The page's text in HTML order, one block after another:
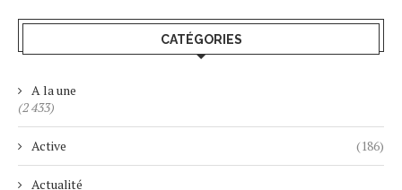
CATÉGORIES
A la une
(2 433)
Active (186)
Actualité